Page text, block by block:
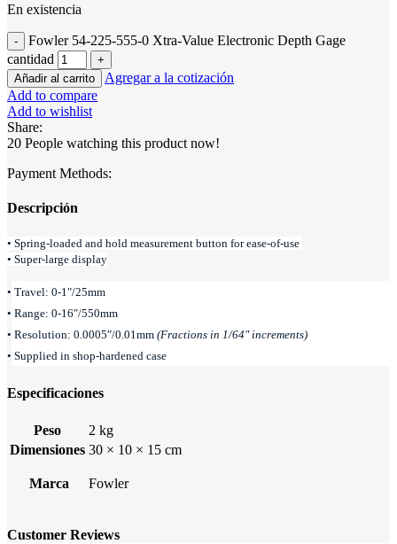
En existencia
Fowler 54-225-555-0 Xtra-Value Electronic Depth Gage
cantidad
Añadir al carrito
Agregar a la cotización
Add to compare
Add to wishlist
Share:
20 People watching this product now!
Payment Methods:
Descripción
• Spring-loaded and hold measurement button for ease-of-use
• Super-large display
• Travel: 0-1″/25mm
• Range: 0-16″/550mm
• Resolution: 0.0005″/0.01mm (Fractions in 1/64″ increments)
• Supplied in shop-hardened case
Especificaciones
Peso
2 kg
Dimensiones 30 × 10 × 15 cm
Marca Fowler
Customer Reviews